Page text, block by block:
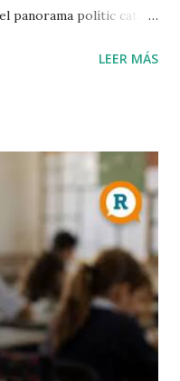
panorama polític català,
oficial que
Parla amb un to
qualsevol moment
i immisericorde
dels partits i,
d'identitat cultural
En aquest
de Vox, amb qui
exceptuant la
LEER MÁS